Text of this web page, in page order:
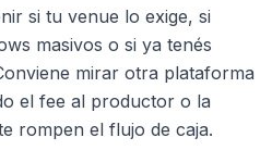
si tu venue lo exige, si
masivos o si ya tenés
mirar otra plataforma
el fee al productor o la
rompen el flujo de caja.